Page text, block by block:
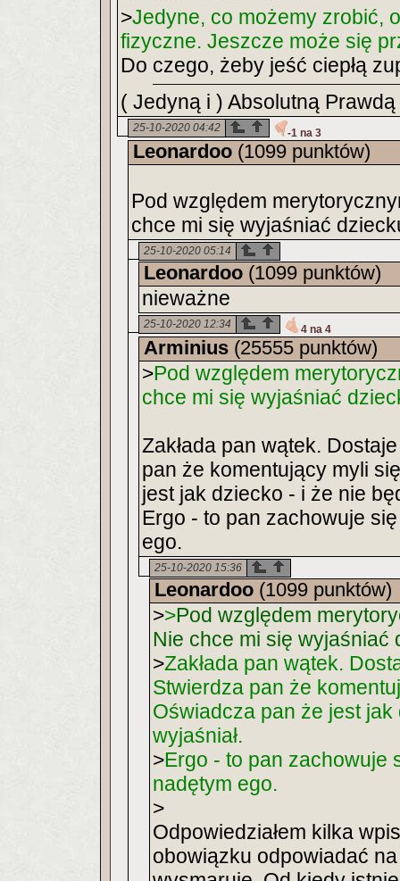
>Jedyne, co możemy zrobić,
fizyczne. Jeszcze może się
Do czego, żeby jeść ciepłą
( Jedyną i ) Absolutną
25-10-2020 04:42 -1 na 3
Leonardoo (1099 punktów)
Pod względem
chce mi się wyjaśniać
25-10-2020 05:14
Leonardoo (1099 punktów)
nieważne
25-10-2020 12:34 4 na 4
Arminius (25555 punktów)
>Pod względem
chce mi się wyjaśniać
Zakłada pan wątek.
pan że komentujący myli
jest jak dziecko - i że nie
Ergo - to pan zachowuje
ego.
25-10-2020 15:36
Leonardoo (1099 punktów)
>>Pod względem
Nie chce mi się wyjaśniać
>Zakłada pan wątek.
Stwierdza pan że
Oświadcza pan że jest
wyjaśniał.
>Ergo - to pan zachowuje
nadętym ego.
>
Odpowiedziałem kilka
obowiązku odpowiadać